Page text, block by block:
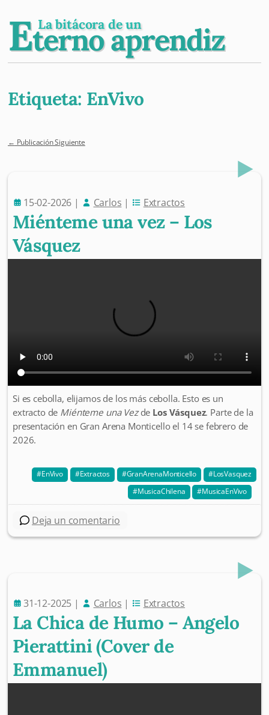
Eterno aprendiz
La bitácora de un
Etiqueta: EnVivo
← Publicación Siguiente
15-02-2026 | Carlos | Extractos
Miénteme una vez – Los
Vásquez
Si es cebolla, elijamos de los más cebolla. Esto es un
extracto de Miénteme una Vezde Los Vásquez. Parte de la
presentación en Gran Arena Monticello el 14 se febrero de
2026.
EnVivo Extractos GranArenaMonticello
LosVasquez
MusicaChilena
MusicaEnVivo
Deja un comentario
31-12-2025 | Carlos | Extractos
La Chica de Humo – Angelo
Pierattini (Cover de
Emmanuel)